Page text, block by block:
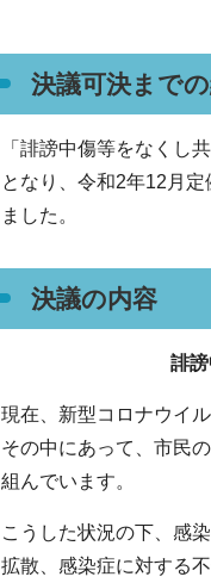
決議可決まで
「誹謗中傷等をなくし
となり、令和2年12月
ました。
決議の内容
誹
現在、新型コロナウイ
その中にあって、市民
組んでいます。
こうした状況の下、感
拡散、感染症に対する